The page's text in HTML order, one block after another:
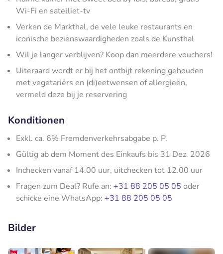
Wi-Fi en satelliet-tv
Verken de Markthal, de vele leuke restaurants en
iconische bezienswaardigheden zoals de Kunsthal
Wil je langer verblijven? Koop dan meerdere vouchers!
Uiteraard wordt er bij het ontbijt rekening gehouden
met vegetariërs en (di)eetwensen of allergieën,
vermeld deze bij je reservering
Konditionen
Exkl. ca. 6% Fremdenverkehrsabgabe p. P.
Gültig ab dem Moment des Einkaufs bis 31 Dez. 2026
Inchecken vanaf 14.00 uur, uitchecken tot 12.00 uur
Fragen zum Deal? Rufe an: +31 88 205 05 05 oder
schicke eine WhatsApp: +31 88 205 05 05
Bilder